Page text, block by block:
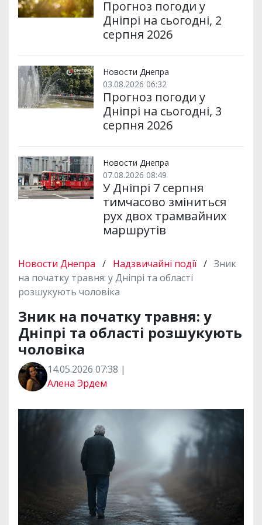
Прогноз погоди у
Дніпрі на сьогодні, 2
серпня 2026
Новости Днепра
03.08.2026 06:32
Прогноз погоди у
Дніпрі на сьогодні, 3
серпня 2026
Новости Днепра
07.08.2026 08:49
У Дніпрі 7 серпня
тимчасово зміниться
рух двох трамвайних
маршрутів
Новости Днепра / Надзвичайні події / Зник
на початку травня: у Дніпрі та області
розшукують чоловіка
Зник на початку травня: у
Дніпрі та області розшукують
чоловіка
14.05.2026 07:38 |
Алена Эрдем